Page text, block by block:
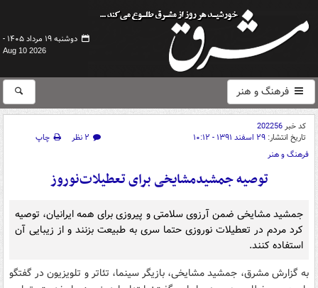
دوشنبه ۱۹ مرداد ۱۴۰۵ -
Aug 10 2026
فرهنگ و هنر
کد خبر202256
تاریخ انتشار: ۲۹ اسفند ۱۳۹۱ - ۱۰:۱۲ ۲ نظر
چاپ
فرهنگ و هنر
توصیه جمشید‌مشایخی برای تعطیلات‌نوروز
جمشید مشایخی ضمن آرزوی سلامتی و پیروزی برای همه ایرانیان، توصیه
کرد مردم در تعطیلات نوروزی حتما سری به طبیعت بزنند و از زیبایی آن
استفاده کنند.
به گزارش مشرق، جمشید مشایخی، بازیگر سینما، تئاتر و تلویزیون در گفتگو